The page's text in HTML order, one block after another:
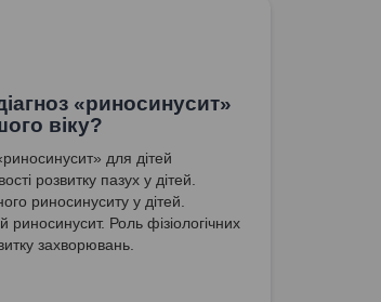
«‎риносинусит»
віку?‎
для дітей
розвитку пазух у дітей.
риносинуситу у дітей.
риносинусит. Роль фізіологічних
захворювань.